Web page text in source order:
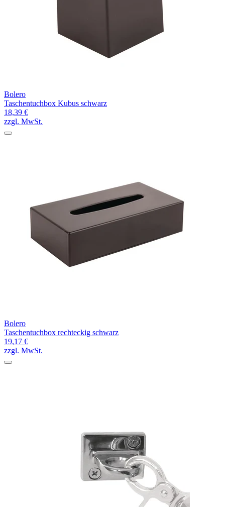
Bolero
Taschentuchbox Kubus schwarz
18,39 €
zzgl. MwSt.
Bolero
Taschentuchbox rechteckig schwarz
19,17 €
zzgl. MwSt.